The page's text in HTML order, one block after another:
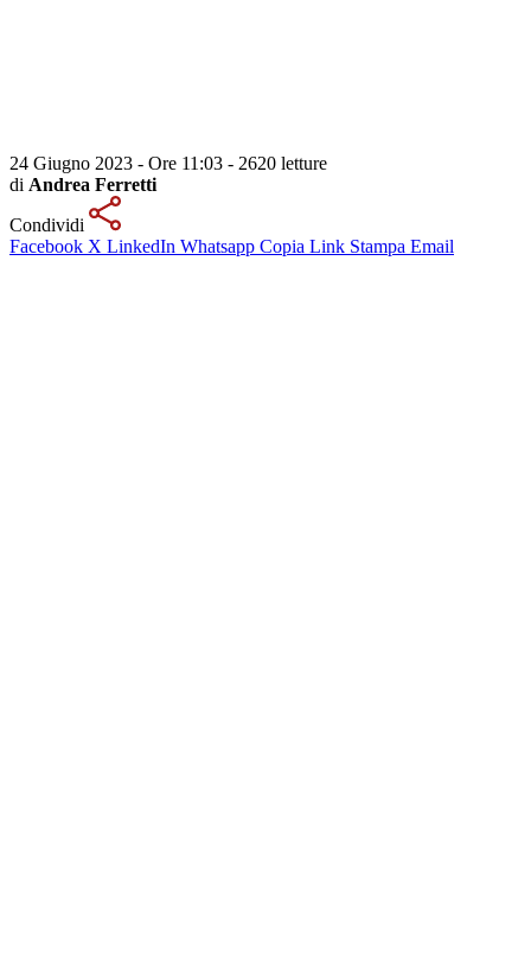
24 Giugno 2023 - Ore 11:03 - 2620 letture
di Andrea Ferretti
Condividi
Facebook X LinkedIn Whatsapp Copia Link Stampa Email